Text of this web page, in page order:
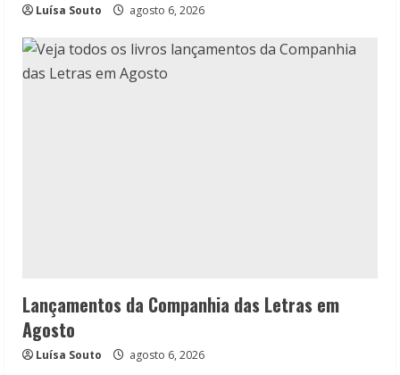
Luísa Souto agosto 6, 2026
Lançamentos da Companhia das Letras em
Agosto
Luísa Souto agosto 6, 2026